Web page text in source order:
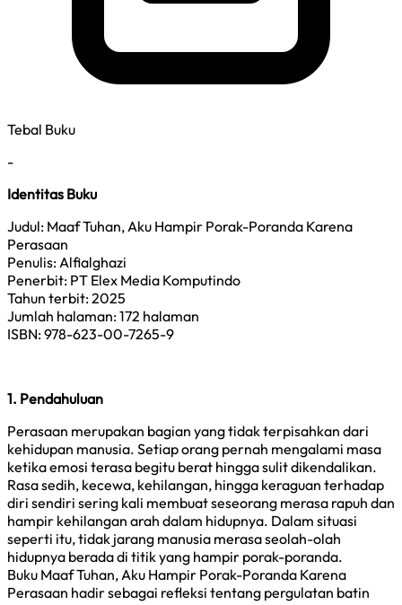
Tebal Buku
-
Identitas Buku
Judul: Maaf Tuhan, Aku Hampir Porak-Poranda Karena
Perasaan
Penulis: Alfialghazi
Penerbit: PT Elex Media Komputindo
Tahun terbit: 2025
Jumlah halaman: 172 halaman
ISBN: 978-623-00-7265-9
1. Pendahuluan
Perasaan merupakan bagian yang tidak terpisahkan dari
kehidupan manusia. Setiap orang pernah mengalami masa
ketika emosi terasa begitu berat hingga sulit dikendalikan.
Rasa sedih, kecewa, kehilangan, hingga keraguan terhadap
diri sendiri sering kali membuat seseorang merasa rapuh dan
hampir kehilangan arah dalam hidupnya. Dalam situasi
seperti itu, tidak jarang manusia merasa seolah-olah
hidupnya berada di titik yang hampir porak-poranda.
Buku Maaf Tuhan, Aku Hampir Porak-Poranda Karena
Perasaan hadir sebagai refleksi tentang pergulatan batin